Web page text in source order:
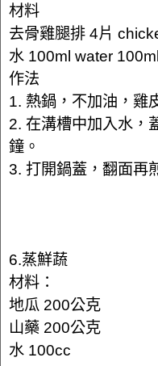
材料
去骨雞腿排 4片
水 100ml water 100ml
作法
1. 熱鍋，不加油，雞
2. 在溝槽中加入水，
鐘。
3. 打開鍋蓋，翻面再
6.蒸鮮蔬
材料：
地瓜 200公克
山藥 200公克
水 100cc